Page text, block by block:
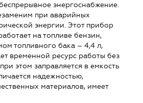
энергоснабжение.
при аварийных
энергии. Этот прибор
на топливе бензин,
топливного бака – 4,4 л,
временной ресурс работы без
этом заправляется в емкость
надежностью,
материалов, имеет